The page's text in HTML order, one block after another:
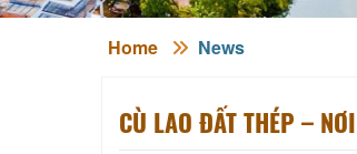
Home News
CÙ LAO ĐẤT THÉP –